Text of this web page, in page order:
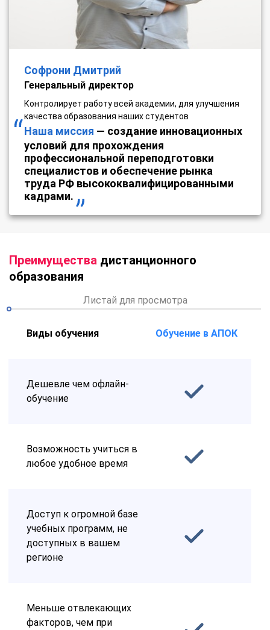
Наша миссия — создание инновационных
условий для прохождения
профессиональной переподготовки
специалистов и обеспечение рынка
труда РФ высококвалифицированными
кадрами.
Софрони Дмитрий
Генеральный директор
Контролирует работу всей академии, для улучшения
качества образования наших студентов
Преимущества дистанционного
образования
Листай для просмотра
Виды обучения Обучение в АПОК
Дешевле чем офлайн-
обучение
Возможность учиться в
любое удобное время
Доступ к огромной базе
учебных программ, не
доступных в вашем
регионе
Меньше отвлекающих
факторов, чем при